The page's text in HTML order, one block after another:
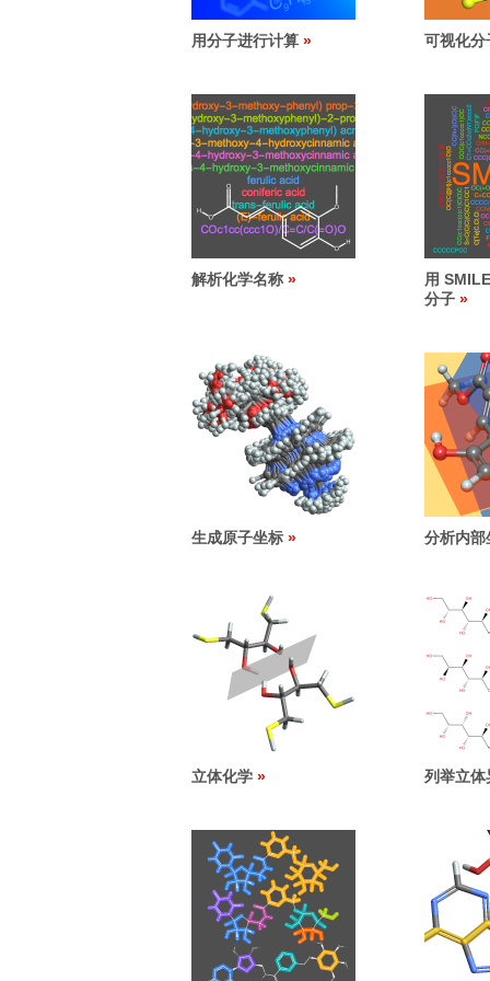
用分子进行计算 可视化分
解析化学名称
用
分子
生成原子坐标 分析内部
立体化学 列举立体